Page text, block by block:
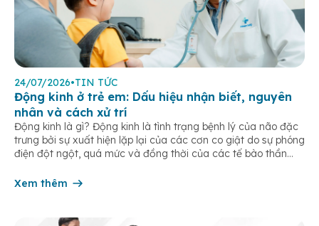
24/07/2026•TIN TỨC
Động kinh ở trẻ em: Dấu hiệu nhận biết, nguyên
nhân và cách xử trí
Động kinh là gì? Động kinh là tình trạng bệnh lý của não đặc
trưng bởi sự xuất hiện lặp lại của các cơn co giật do sự phóng
điện đột ngột, quá mức và đồng thời của các tế bào thần
Xem thêm